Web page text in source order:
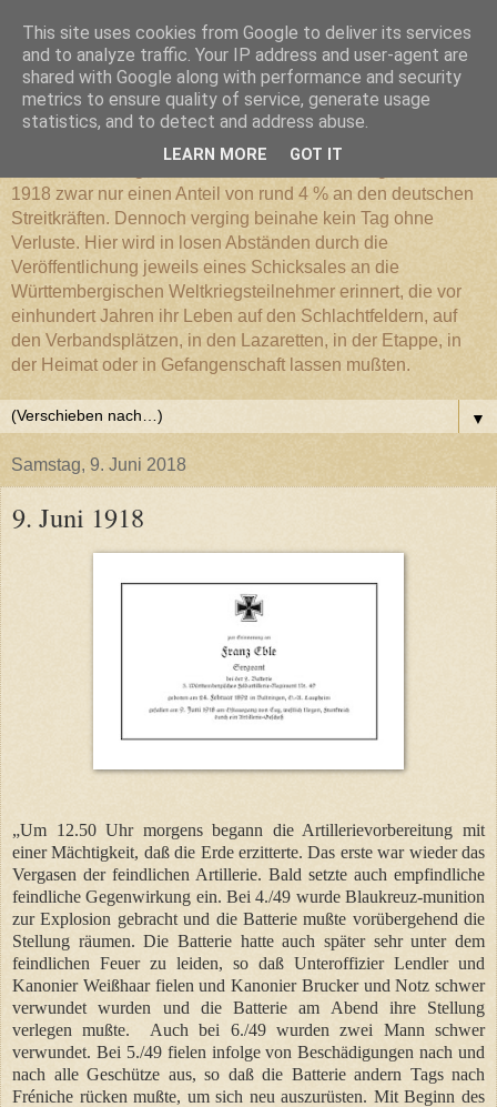
Württembergischer
Weltkriegs-Blog
1918 zwar nur einen Anteil von rund 4 % an den deutschen
Streitkräften. Dennoch verging beinahe kein Tag ohne
Verluste. Hier wird in losen Abständen durch die
Veröffentlichung jeweils eines Schicksales an die
Württembergischen Weltkriegsteilnehmer erinnert, die vor
einhundert Jahren ihr Leben auf den Schlachtfeldern, auf
den Verbandsplätzen, in den Lazaretten, in der Etappe, in
der Heimat oder in Gefangenschaft lassen mußten.
▼
Samstag, 9. Juni 2018
9. Juni 1918
„Um 12.50 Uhr morgens begann die Artillerievorbereitung mit
einer Mächtigkeit, daß die Erde erzitterte. Das erste war wieder das
Vergasen der feindlichen Artillerie. Bald setzte auch empfindliche
feindliche Gegenwirkung ein. Bei 4./49 wurde Blaukreuz-munition
zur Explosion gebracht und die Batterie mußte vorübergehend die
Stellung räumen. Die Batterie hatte auch später sehr unter dem
feindlichen Feuer zu leiden, so daß Unteroffizier Lendler und
Kanonier Weißhaar fielen und Kanonier Brucker und Notz schwer
verwundet wurden und die Batterie am Abend ihre Stellung
verlegen mußte.
Auch bei 6./49 wurden zwei Mann schwer
verwundet. Bei 5./49 fielen infolge von Beschädigungen nach und
nach alle Geschütze aus, so daß die Batterie andern Tags nach
Fréniche rücken mußte, um sich neu auszurüsten. Mit Beginn des
This site uses cookies from Google to deliver its services
and to analyze traffic. Your IP address and user-agent are
shared with Google along with performance and security
metrics to ensure quality of service, generate usage
statistics, and to detect and address abuse.
LEARN MORE GOT IT